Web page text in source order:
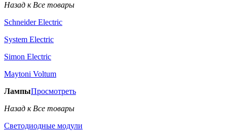
Назад к Все товары
Schneider Electric
System Electric
Simon Electric
Maytoni Voltum
ЛампыПросмотреть
Назад к Все товары
Светодиодные модули